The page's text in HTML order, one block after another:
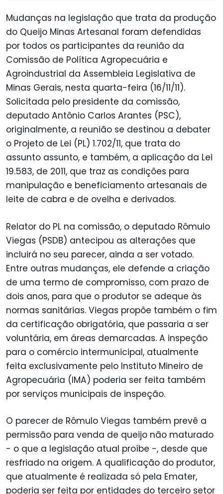
Mudanças na legislação que trata da produção
do Queijo Minas Artesanal foram defendidas
por todos os participantes da reunião da
Comissão de Política Agropecuária e
Agroindustrial da Assembleia Legislativa de
Minas Gerais, nesta quarta-feira (16/11/11).
Solicitada pelo presidente da comissão,
deputado Antônio Carlos Arantes (PSC),
originalmente, a reunião se destinou a debater
o Projeto de Lei (PL) 1.702/11, que trata do
assunto assunto, e também, a aplicação da Lei
19.583, de 2011, que traz as condições para
manipulação e beneficiamento artesanais de
leite de cabra e de ovelha e derivados.
Relator do PL na comissão, o deputado Rômulo
Viegas (PSDB) antecipou as alterações que
incluirá no seu parecer, ainda a ser votado.
Entre outras mudanças, ele defende a criação
de uma termo de compromisso, com prazo de
dois anos, para que o produtor se adeque às
normas sanitárias. Viegas propõe também o fim
da certificação obrigatória, que passaria a ser
voluntária, em áreas demarcadas. A inspeção
para o comércio intermunicipal, atualmente
feita exclusivamente pelo Instituto Mineiro de
Agropecuária (IMA) poderia ser feita também
por serviços municipais de inspeção.
O parecer de Rômulo Viegas também prevê a
permissão para venda de queijo não maturado
- o que a legislação atual proíbe -, desde que
resfriado na origem. A qualificação do produtor,
que atualmente é realizada só pela Emater,
poderia ser feita por entidades do terceiro setor